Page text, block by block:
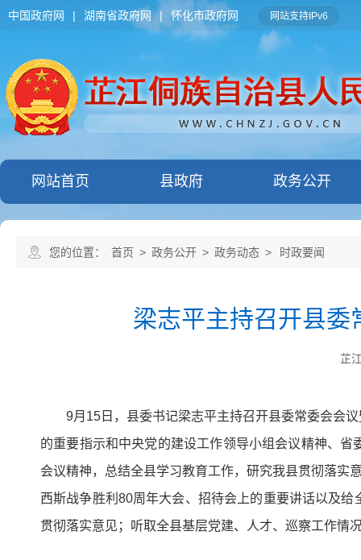
中国政府网 | 湖南省政府网 | 怀化市政府网 网站支持IPv6
网站首页 县政府 政务公开
您的位置： 首页 > 政务公开 > 政务动态 > 时政要闻
梁志平主持召开县
芷
9月15日，县委书记梁志平主持召开县委常委会会
的重要指示和中央党的建设工作领导小组会议精神、
会议精神，总结全县学习教育工作，研究我县贯彻落实
西斯战争胜利80周年大会、招待会上的重要讲话以及
贯彻落实意见；听取全县基层党建、人才、巡察工作情